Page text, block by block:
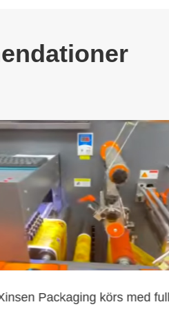
Packaging körs med full